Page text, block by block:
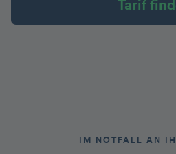
Tarif
IM NOTFALL AN